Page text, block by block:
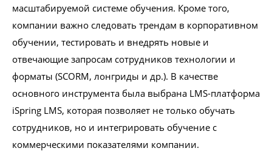
масштабируемой системе обучения. Кроме того,
компании важно следовать трендам в корпоративном
обучении, тестировать и внедрять новые и
отвечающие запросам сотрудников технологии и
форматы (SCORM, лонгриды и др.). В качестве
основного инструмента была выбрана LMS-платформа
iSpring LMS, которая позволяет не только обучать
сотрудников, но и интегрировать обучение с
коммерческими показателями компании.